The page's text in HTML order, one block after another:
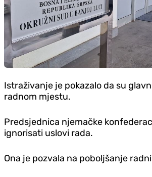
Istraživanje je pokazalo da su
radnom mjestu.
Predsjednica njemačke
ignorisati uslovi rada.
Ona je pozvala na poboljšanje